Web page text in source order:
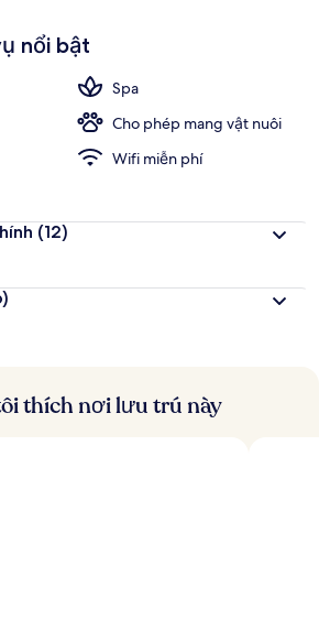
nổi bật
Spa
Cho phép mang vật nuôi
Wifi miễn phí
(12)
thích nơi lưu trú này